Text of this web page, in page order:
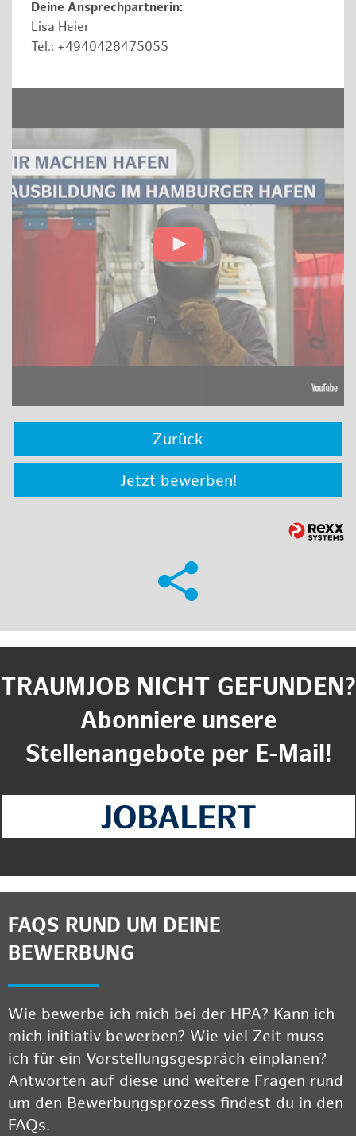
Deine Ansprechpartnerin:
Lisa Heier
Tel.: +4940428475055
Zurück
Jetzt bewerben!
TRAUMJOB NICHT GEFUNDEN?
Abonniere unsere
Stellenangebote per E-Mail!
FAQS RUND UM DEINE
BEWERBUNG
Wie bewerbe ich mich bei der HPA? Kann ich
mich initiativ bewerben? Wie viel Zeit muss
ich für ein Vorstellungsgespräch einplanen?
Antworten auf diese und weitere Fragen rund
um den Bewerbungsprozess findest du in den
FAQs.